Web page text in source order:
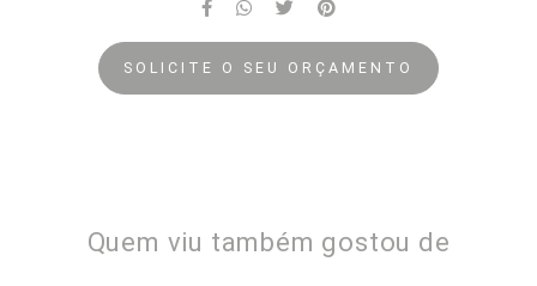
SOLICITE O SEU ORÇAMENTO
Quem viu também gostou de